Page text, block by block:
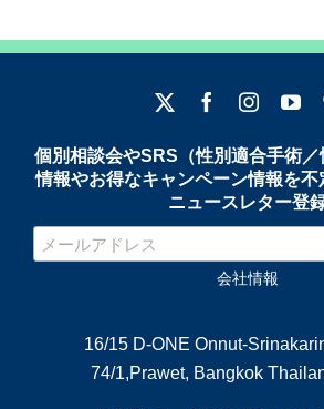
個別相談会やSRS（性別適合手術
情報やお得なキャンペーン情報を不
ニュースレター登
会社情報
16/15 D-ONE Onnut-
74/1,Prawet, Bangkok